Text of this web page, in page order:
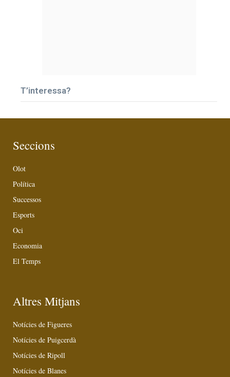
T’interessa?
Seccions
Olot
Política
Successos
Esports
Oci
Economia
El Temps
Altres Mitjans
Notícies de Figueres
Notícies de Puigcerdà
Notícies de Ripoll
Notícies de Blanes